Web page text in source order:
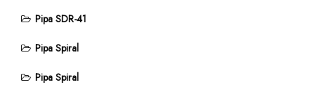
Pipa SDR-41
Pipa Spiral
Pipa Spiral